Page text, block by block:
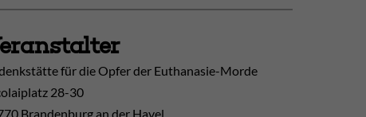
für die Opfer der Euthanasie-Morde
28-30
Brandenburg an der Havel